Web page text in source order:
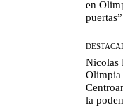
en
puertas”
Nicolas
Olimpia
la